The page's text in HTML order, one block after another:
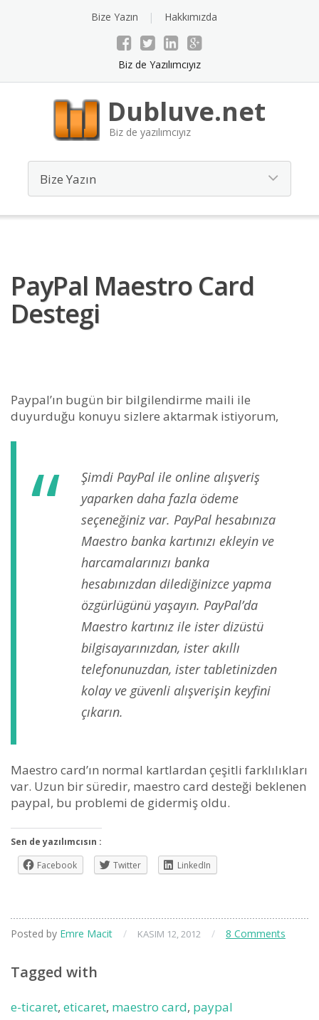
Bize Yazın Hakkımızda
Biz de Yazılımcıyız
Dubluve.net
Biz de yazılımcıyız
PayPal Maestro Card
Destegi
Paypal’ın bugün bir bilgilendirme maili ile
duyurduğu konuyu sizlere aktarmak istiyorum,
Şimdi PayPal ile online alışveriş
yaparken daha fazla ödeme
seçeneğiniz var. PayPal hesabınıza
Maestro banka kartınızı ekleyin ve
harcamalarınızı banka
hesabınızdan dilediğinizce yapma
özgürlügünü yaşayın. PayPal’da
Maestro kartınız ile ister dizüstü
bilgisayarınızdan, ister akıllı
telefonunuzdan, ister tabletinizden
kolay ve güvenli alışverişin keyfini
çıkarın.
Maestro card’ın normal kartlardan çeşitli farklılıkları
var. Uzun bir süredir, maestro card desteği beklenen
paypal, bu problemi de gidermiş oldu.
Sen de yazılımcısın :
Facebook
Twitter LinkedIn
Posted by Emre Macit / KASIM 12, 2012 / 8 Comments
Tagged with
e-ticaret, eticaret, maestro card, paypal